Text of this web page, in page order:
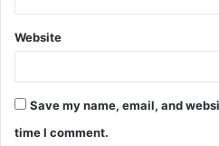
Website
Save my name, email, and
time I comment.